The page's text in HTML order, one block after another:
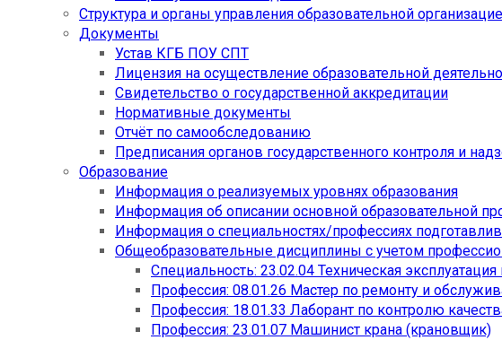
Структура и органы управления образовательной
Документы
Устав КГБ ПОУ СПТ
Лицензия на осуществление образовательной
Свидетельство о государственной аккредитации
Нормативные документы
Отчёт по самообследованию
Предписания органов государственного контроля и
Образование
Информация о реализуемых уровнях образования
Информация об описании основной образовательной
Информация о специальностях/профессиях
Общеобразовательные дисциплины с учетом
Специальность: 23.02.04 Техническая
Профессия: 08.01.26 Мастер по ремонту и
Профессия: 18.01.33 Лаборант по контролю
Профессия: 23.01.07 Машинист крана (крановщик)